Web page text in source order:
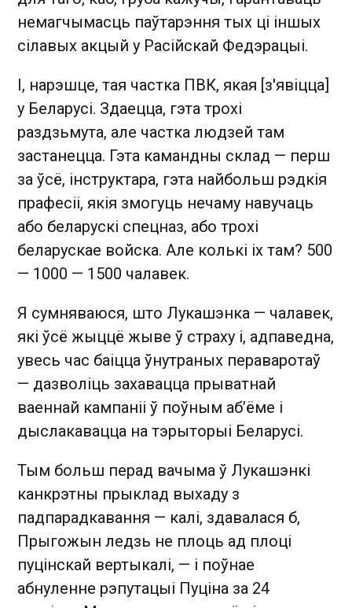
немагчымасць паўтарэння тых ці іншых
сілавых акцый у Расійскай Федэрацыі.
І, нарэшце, тая частка ПВК, якая [з'явіцца]
у Беларусі. Здаецца, гэта трохі
раздзьмута, але частка людзей там
застанецца. Гэта камандны склад — перш
за ўсё, інструктара, гэта найбольш рэдкія
прафесіі, якія змогуць нечаму навучаць
або беларускі спецназ, або трохі
беларускае войска. Але колькі іх там? 500
— 1000 — 1500 чалавек.
Я сумняваюся, што Лукашэнка — чалавек,
які ўсё жыццё жыве ў страху і, адпаведна,
увесь час баіцца ўнутраных пераваротаў
— дазволіць захавацца прыватнай
ваеннай кампаніі ў поўным аб’ёме і
дыслакавацца на тэрыторыі Беларусі.
Тым больш перад вачыма ў Лукашэнкі
канкрэтны прыклад выхаду з
падпарадкавання — калі, здавалася б,
Прыгожын ледзь не плоць ад плоці
пуцінскай вертыкалі, — і поўнае
абнуленне рэпутацыі Пуціна за 24